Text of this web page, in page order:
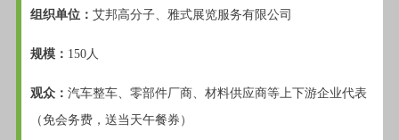
组织单位： 艾邦高分子、雅式展览服务有限公司
规模： 150人
观众： 汽车整车、零部件厂商、材料供应商等上下游企业代表
（免会务费，送当天午餐券）